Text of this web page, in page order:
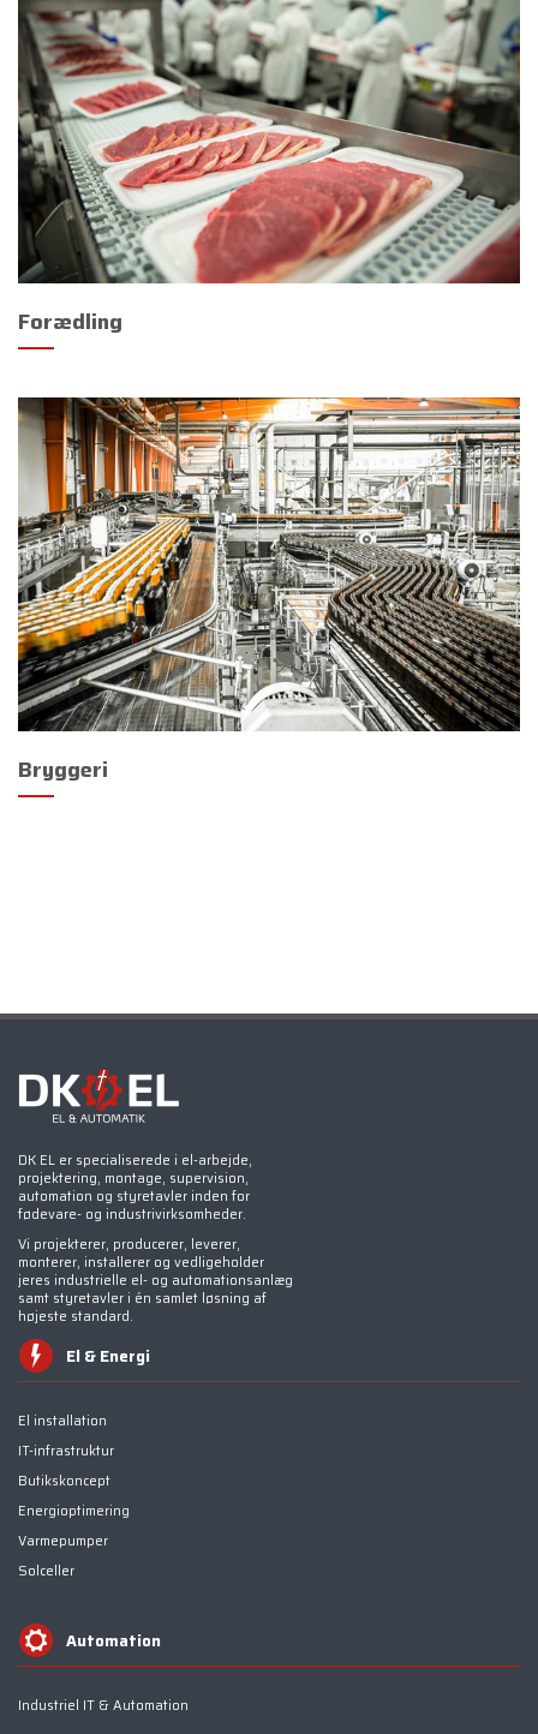
Forædling
Bryggeri
DK EL er specialiserede i el-arbejde,
projektering, montage, supervision,
automation og styretavler inden for
fødevare- og industrivirksomheder.
Vi projekterer, producerer, leverer,
monterer, installerer og vedligeholder
jeres industrielle el- og automationsanlæg
samt styretavler i én samlet løsning af
højeste standard.
El & Energi
El installation
IT-infrastruktur
Butikskoncept
Energioptimering
Varmepumper
Solceller
Automation
Industriel IT & Automation